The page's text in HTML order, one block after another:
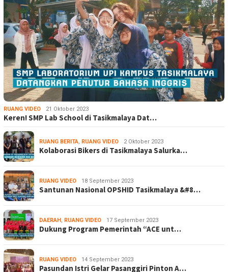
RUANG VIDEO 21 Oktober 2023
Keren! SMP Lab School di Tasikmalaya Dat…
RUANG BERITA, RUANG VIDEO 2 Oktober 2023
Kolaborasi Bikers di Tasikmalaya Salurka…
RUANG VIDEO 18 September 2023
Santunan Nasional OPSHID Tasikmalaya &#8…
DAERAH, RUANG VIDEO 17 September 2023
Dukung Program Pemerintah “ACE unt…
RUANG VIDEO 14 September 2023
Pasundan Istri Gelar Pasanggiri Pinton A…